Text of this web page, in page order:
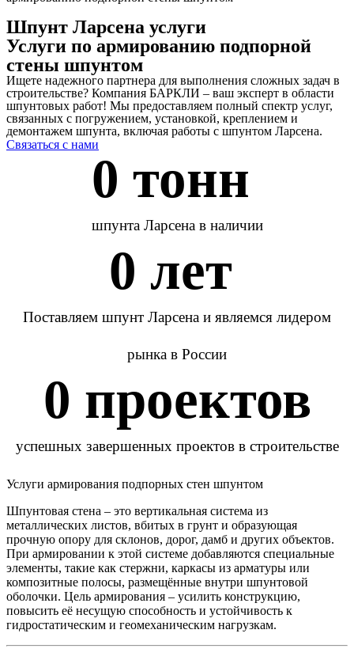
Шпунт Ларсена услуги
Услуги по армированию подпорной
стены шпунтом
Ищете надежного партнера для выполнения сложных задач в
строительстве? Компания БАРКЛИ – ваш эксперт в области
шпунтовых работ! Мы предоставляем полный спектр услуг,
связанных с погружением, установкой, креплением и
демонтажем шпунта, включая работы с шпунтом Ларсена.
Связаться с нами
0 тонн
шпунта Ларсена в наличии
0 лет
Поставляем шпунт Ларсена и являемся лидером
рынка в России
0 проектов
успешных завершенных проектов в строительстве
Услуги армирования подпорных стен шпунтом
Шпунтовая стена – это вертикальная система из
металлических листов, вбитых в грунт и образующая
прочную опору для склонов, дорог, дамб и других объектов.
При армировании к этой системе добавляются специальные
элементы, такие как стержни, каркасы из арматуры или
композитные полосы, размещённые внутри шпунтовой
оболочки. Цель армирования – усилить конструкцию,
повысить её несущую способность и устойчивость к
гидростатическим и геомеханическим нагрузкам.